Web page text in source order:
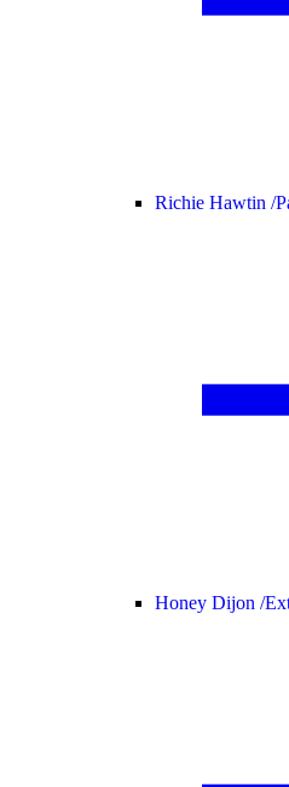
Richie Hawtin /
Honey Dijon /